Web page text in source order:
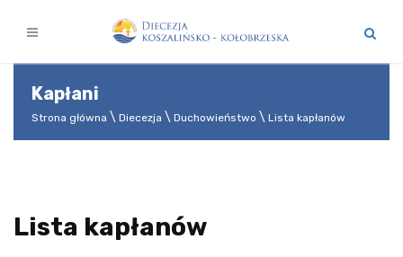
Kapłani
Strona główna Diecezja Duchowieństwo Lista kapłanów
Lista kapłanów